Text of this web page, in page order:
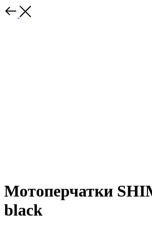
Мотоперчатки
black